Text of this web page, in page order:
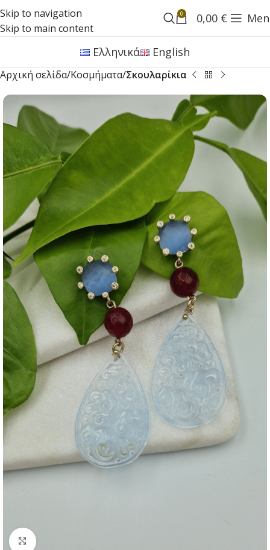
Skip to navigation
Skip to main content
0 0,00 €
Ελληνικά English
Αρχική σελίδα Κοσμήματα Σκουλαρίκια
Click to enlarge